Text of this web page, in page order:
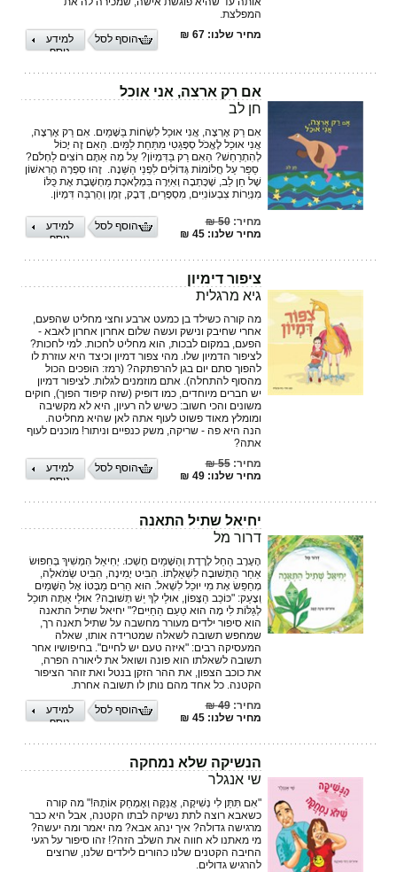
המפלצת.
מחיר שלנו: 67 ₪
למידע
נוסף
הוסף לסל
אם רק ארצה, אני אוכל
חן לב
אִם רַק אֶרְצֶה, אֲנִי אוּכַל לִשְׂחוֹת בַּשָּׁמַיִם.‏ אִם רַק אֶרְצֶה,
אֲנִי אוּכַל לֶאֱכֹל סְפָּגֵטִי מִתַּחַת לַמַּיִם.‏ הַאִם זֶה יָכוֹל
לְהִתְרַחֵשׁ?‏ הַאִם רַק בַּדִּמְיוֹן? עַל מָה אַתֶּם רוֹצִים לַחְלֹם?
‏ סַפֵּר עַל חֲלוֹמוֹת גְּדוֹלִים לִפְנֵי הַשֵּׁנָה. ‏ זֶהוּ סִפְרָהּ הָרִאשׁוֹן
שֶׁל חֵן לֵב, שֶׁכָּתְבָה וְאִיְּרָה ‏בִּמְלֶאכֶת מַחְשֶׁבֶת אֶת כֻּלּוֹ
מִנְּיָרוֹת צִבְעוֹנִיִּים, ‏מִסְפָּרַיִם, דֶּבֶק, זְמַן וְהַרְבֵּה דִּמְיוֹן. ‏
מחיר:50 ₪
מחיר שלנו: 45 ₪
למידע
נוסף
הוסף לסל
ציפור דימיון
גיא מרגלית
מה קורה כשילד בן כמעט ארבע וחצי מחליט שהפעם,
אחרי שחיבק ונישק ועשה שלום אחרון אחרון לאבא -
הפעם, במקום לבכות, הוא מחליט לחכות. למי לחכות?
לציפור הדמיון שלו. מהי צפור דמיון וכיצד היא עוזרת לו
להפוך סתם יום בגן להרפתקה? (רמז: הופכים הכול
מהסוף להתחלה). אתם מוזמנים לגלות. לציפור דמיון
יש חברים מיוחדים, כמו דופיק (שזה קיפוד הפוך), חוקים
משונים והכי חשוב: כשיש לה רעיון, היא לא מקשיבה
ומומלץ מאוד פשוט לעוף אתה לאן שהיא מחליטה.
הנה היא פה - שריקה, משק כנפיים וניתור! מוכנים לעוף
אתה?
מחיר:55 ₪
מחיר שלנו: 49 ₪
למידע
נוסף
הוסף לסל
יחיאל שתיל התאנה
דרור מל
הָעֶרֶב הֵחֵל לָרֶדֶת וְהַשָּׁמַיִם חָשְׁכוּ. יְחִיאֵל הִמְשִׁיךְ בְּחִפּוּשׂ
אַחַר הַתְּשׁוּבָה לִשְׁאֵלָתוֹ. הִבִּיט יָמִינָה, הִבִּיט שְׂמֹאלָה,
מְחַפֵּשׂ אֶת מִי יוּכַל לִשְׁאלֹ. הוּא הֵרִים מַבָּטוֹ אֶל הַשָּׁמַיִם
וְצָעַק: "כּוֹכַב הַצָּפוֹן, אוּלַי לְךָ יֵשׁ תְּשׁוּבָה? אוּלַי אַתָּה תּוּכַל
לְגַלּוֹת לִי מָה הוּא טַעַם הַחַיִּים?" יחיאל שתיל התאנה
הוא סיפור ילדים מעורר מחשבה על שתיל תאנה רך,
שמחפש תשובה לשאלה שמטרידה אותו, שאלה
המעסיקה רבים: "איזה טעם יש לחיים". בחיפושיו אחר
תשובה לשאלתו הוא פונה ושואל את ליאורה הפרה,
את כוכב הצפון, את ההר הזקן בנטל ואת זוהר הציפור
הקטנה. כל אחד מהם נותן לו תשובה אחרת.
מחיר:49 ₪
מחיר שלנו: 45 ₪
למידע
נוסף
הוסף לסל
הנשיקה שלא נמחקה
שי אנגלר
"אִם תִּתֵּן לִי נְשִׁיקָה, אֲנַקֶּה וְאֶמְחַק אוֹתָהּ!"‏ מה קורה
כשאבא רוצה לתת נשיקה לבתו הקטנה,‏ אבל היא כבר
מרגישה גדולה?‏ איך ינהג אבא? מה יאמר ומה יעשה?‏
מי מאתנו לא חווה את השלב הזה?!‏ זהו סיפור על רגעי
החיבה הקטנים שלנו כהורים לילדים שלנו, שרוצים
להרגיש גדולים.‏